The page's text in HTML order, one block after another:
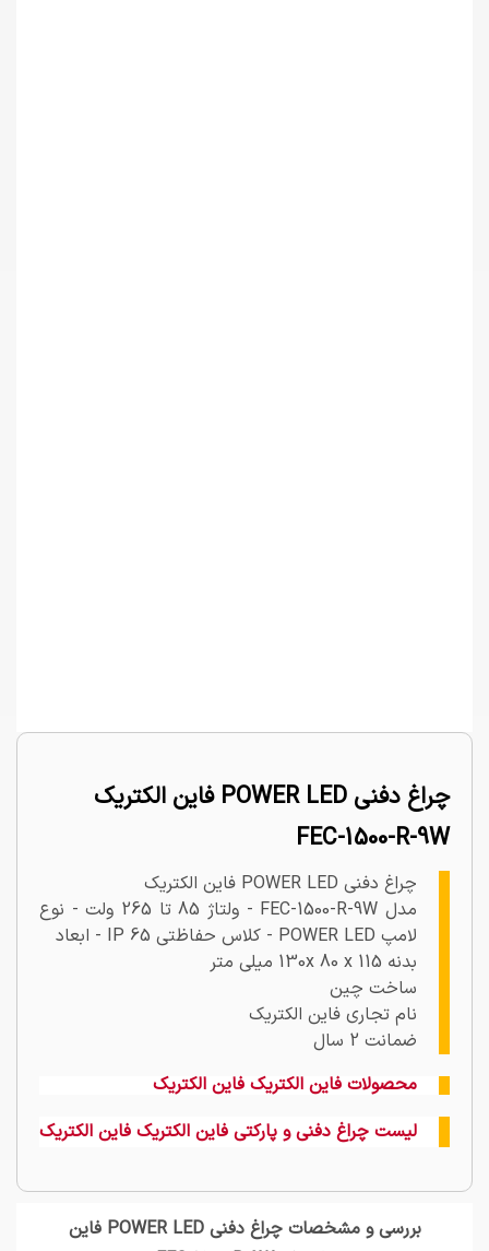
چراغ دفنی POWER LED فاین الکتریک
FEC-1500-R-9W
چراغ دفنی POWER LED فاین الکتریک
مدل FEC-1500-R-9W - ولتاژ 85 تا 265 ولت - نوع
لامپ POWER LED - کلاس حفاظتی IP 65 - ابعاد
بدنه 130x 80 x 115 میلی متر
ساخت چین
نام تجاری فاین الکتریک
ضمانت 2 سال
محصولات فاین الکتریک فاین الکتریک
لیست چراغ دفنی و پارکتی فاین الکتریک فاین الکتریک
بررسی و مشخصات چراغ دفنی POWER LED فاین